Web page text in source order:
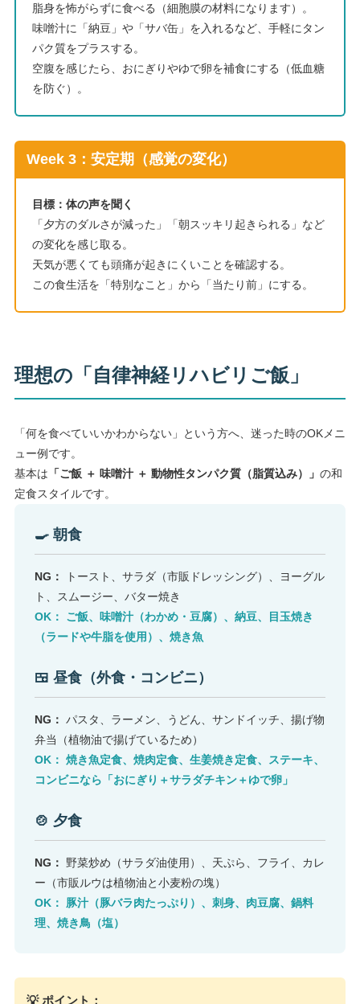
脂身を怖がらずに食べる（細胞膜の材料になります）。
味噌汁に「納豆」や「サバ缶」を入れるなど、手軽にタン
パク質をプラスする。
空腹を感じたら、おにぎりやゆで卵を補食にする（低血糖
を防ぐ）。
Week 3：安定期（感覚の変化）
目標：体の声を聞く
「夕方のダルさが減った」「朝スッキリ起きられる」など
の変化を感じ取る。
天気が悪くても頭痛が起きにくいことを確認する。
この食生活を「特別なこと」から「当たり前」にする。
理想の「自律神経リハビリご飯」
「何を食べていいかわからない」という方へ、迷った時のOKメニ
ュー例です。
基本は 「ご飯 ＋ 味噌汁 ＋ 動物性タンパク質（脂質込み）」 の和
定食スタイルです。
🍳 朝食
NG：
トースト、サラダ（市販ドレッシング）、ヨーグル
ト、スムージー、バター焼き
OK： ご飯、味噌汁（わかめ・豆腐）、納豆、目玉焼き
（ラードや牛脂を使用）、焼き魚
🍱 昼食（外食・コンビニ）
NG： パスタ、ラーメン、うどん、サンドイッチ、揚げ物
弁当（植物油で揚げているため）
OK： 焼き魚定食、焼肉定食、生姜焼き定食、ステーキ、
コンビニなら「おにぎり＋サラダチキン＋ゆで卵」
🍲 夕食
NG：
野菜炒め（サラダ油使用）、天ぷら、フライ、カレ
ー（市販ルウは植物油と小麦粉の塊）
OK： 豚汁（豚バラ肉たっぷり）、刺身、肉豆腐、鍋料
理、焼き鳥（塩）
💡 ポイント：